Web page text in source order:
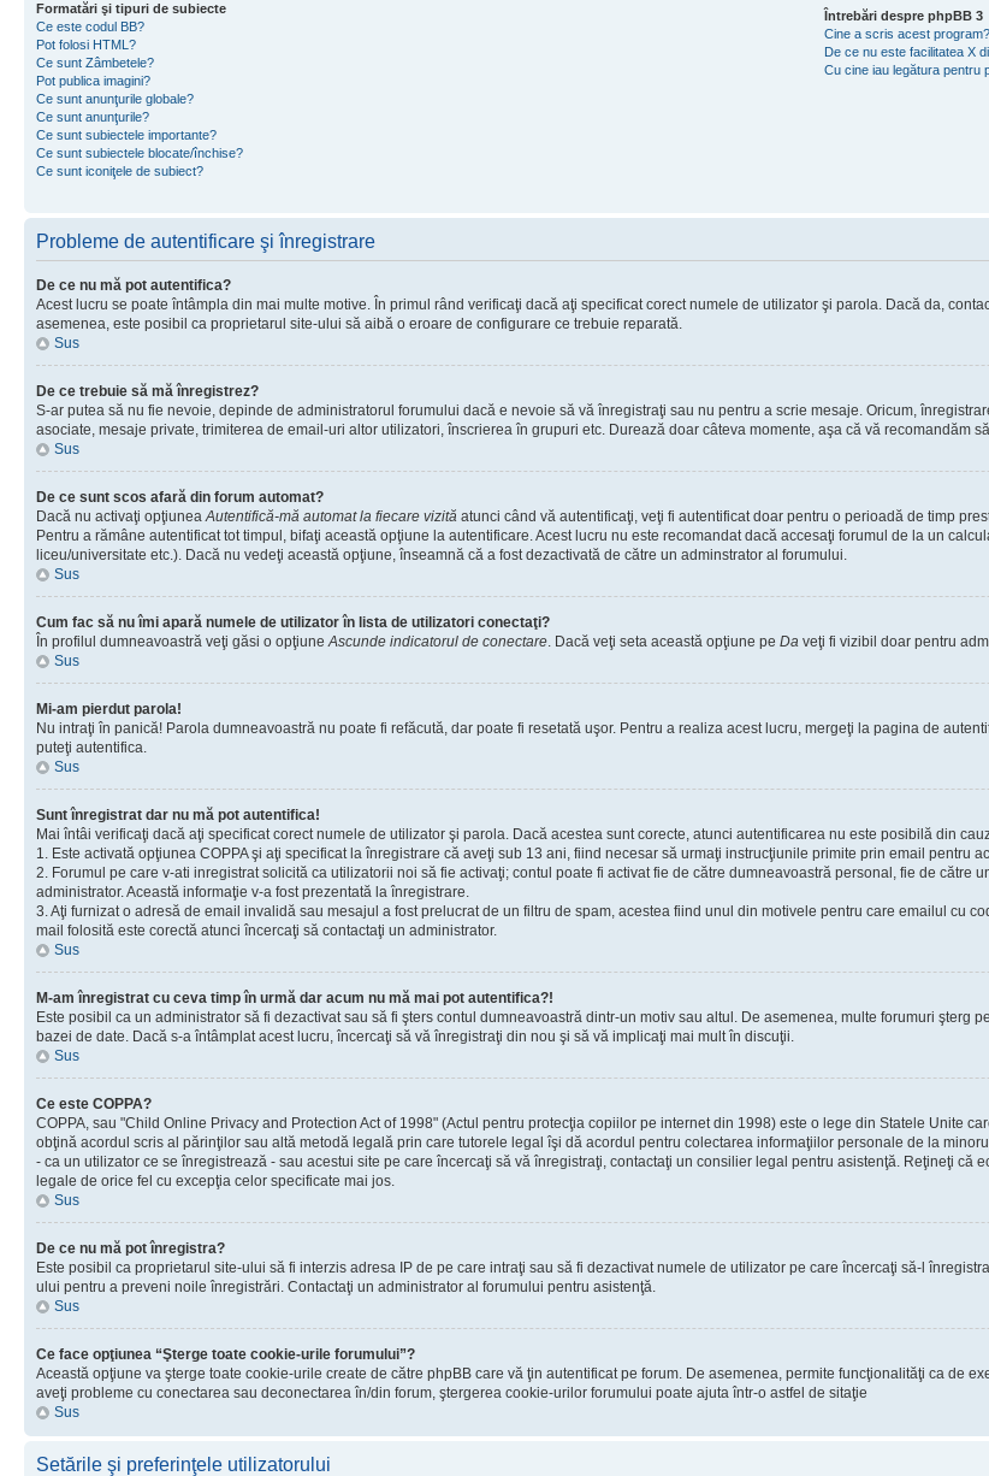
Formatări şi tipuri de subiecte
Ce este codul BB?
Pot folosi HTML?
Ce sunt Zâmbetele?
Pot publica imagini?
Ce sunt anunţurile globale?
Ce sunt anunţurile?
Ce sunt subiectele importante?
Ce sunt subiectele blocate/închise?
Ce sunt iconiţele de subiect?
Întrebări despre phpBB 3
Cine a scris acest program?
De ce nu este facilitatea X
Cu cine iau legătura pentru
Probleme de autentificare şi înregistrare
De ce nu mă pot autentifica?
Acest lucru se poate întâmpla din mai multe motive. În primul rând verificaţi dacă aţi specificat corect numele de utilizator şi parola. Dacă da,
asemenea, este posibil ca proprietarul site-ului să aibă o eroare de configurare ce trebuie reparată.
Sus
De ce trebuie să mă înregistrez?
S-ar putea să nu fie nevoie, depinde de administratorul forumului dacă e nevoie să vă înregistraţi sau nu pentru a scrie mesaje. Oricum,
asociate, mesaje private, trimiterea de email-uri altor utilizatori, înscrierea în grupuri etc. Durează doar câteva momente, aşa că vă recomandăm
Sus
De ce sunt scos afară din forum automat?
Dacă nu activaţi opţiuneaAutentifică-mă automat la fiecare vizită atunci când vă autentificaţi, veţi fi autentificat doar pentru o perioadă de timp
Pentru a rămâne autentificat tot timpul, bifaţi această opţiune la autentificare. Acest lucru nu este recomandat dacă accesaţi forumul de la un
liceu/universitate etc.). Dacă nu vedeţi această opţiune, înseamnă că a fost dezactivată de către un adminstrator al forumului.
Sus
Cum fac să nu îmi apară numele de utilizator în lista de utilizatori conectaţi?
În profilul dumneavoastră veţi găsi o opţiuneAscunde indicatorul de conectare. Dacă veţi seta această opţiune pe Da veţi fi vizibil doar pentru
Sus
Mi-am pierdut parola!
Nu intraţi în panică! Parola dumneavoastră nu poate fi refăcută, dar poate fi resetată uşor. Pentru a realiza acest lucru, mergeţi la pagina de
puteţi autentifica.
Sus
Sunt înregistrat dar nu mă pot autentifica!
Mai întâi verificaţi dacă aţi specificat corect numele de utilizator şi parola. Dacă acestea sunt corecte, atunci autentificarea nu este posibilă din
1. Este activată opţiunea COPPA şi aţi specificat la înregistrare că aveţi sub 13 ani, fiind necesar să urmaţi instrucţiunile primite prin email pentru
2. Forumul pe care v-ati inregistrat solicită ca utilizatorii noi să fie activaţi; contul poate fi activat fie de către dumneavoastră personal, fie de
administrator. Această informaţie v-a fost prezentată la înregistrare.
3. Aţi furnizat o adresă de email invalidă sau mesajul a fost prelucrat de un filtru de spam, acestea fiind unul din motivele pentru care emailul cu
mail folosită este corectă atunci încercaţi să contactaţi un administrator.
Sus
M-am înregistrat cu ceva timp în urmă dar acum nu mă mai pot autentifica?!
Este posibil ca un administrator să fi dezactivat sau să fi şters contul dumneavoastră dintr-un motiv sau altul. De asemenea, multe forumuri
bazei de date. Dacă s-a întâmplat acest lucru, încercaţi să vă înregistraţi din nou şi să vă implicaţi mai mult în discuţii.
Sus
Ce este COPPA?
COPPA, sau "Child Online Privacy and Protection Act of 1998" (Actul pentru protecţia copiilor pe internet din 1998) este o lege din Statele Unite
obţină acordul scris al părinţilor sau altă metodă legală prin care tutorele legal îşi dă acordul pentru colectarea informaţiilor personale de la
- ca un utilizator ce se înregistrează - sau acestui site pe care încercaţi să vă înregistraţi, contactaţi un consilier legal pentru asistenţă. Reţineţi
legale de orice fel cu excepţia celor specificate mai jos.
Sus
De ce nu mă pot înregistra?
Este posibil ca proprietarul site-ului să fi interzis adresa IP de pe care intraţi sau să fi dezactivat numele de utilizator pe care încercaţi să-l
ului pentru a preveni noile înregistrări. Contactaţi un administrator al forumului pentru asistenţă.
Sus
Ce face opţiunea “Şterge toate cookie-urile forumului”?
Această opţiune va şterge toate cookie-urile create de către phpBB care vă ţin autentificat pe forum. De asemenea, permite funcţionalităţi ca de
aveţi probleme cu conectarea sau deconectarea în/din forum, ştergerea cookie-urilor forumului poate ajuta într-o astfel de sitaţie
Sus
Setările şi preferinţele utilizatorului